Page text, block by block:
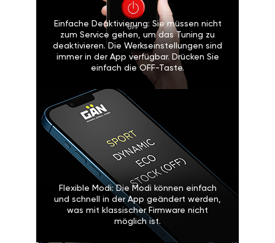
Einfache Deaktivierung: Sie müssen nicht
zum Service gehen, um das Tuning zu
deaktivieren. Die Werkseinstellungen sind
immer in der App verfügbar. Drücken Sie
einfach die OFF-Taste.
Flexible Modi: Die Modi können einfach
und schnell in der App geändert werden,
was mit klassischer Firmware nicht
möglich ist.